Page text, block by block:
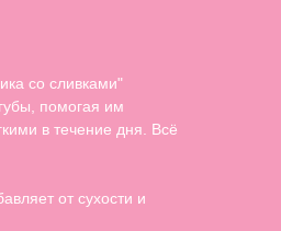
со сливками"
помогая им
в течение дня. Всё
от сухости и